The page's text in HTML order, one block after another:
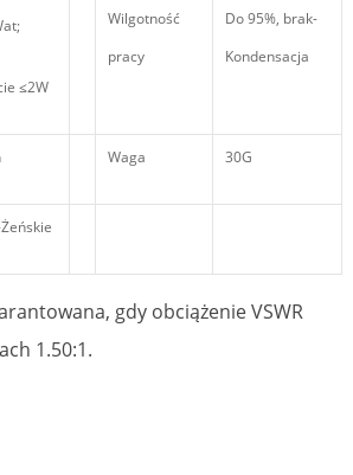
≤2W
Wilgotność
pracy
Do 95%, brak-
Kondensacja
Waga 30G
gdy obciążenie VSWR
1.50:1.